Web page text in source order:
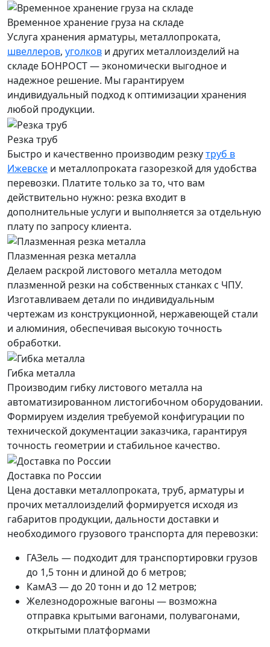
Временное хранение груза на складе
Услуга хранения арматуры, металлопроката,
швеллеров, уголков и других металлоизделий на
складе БОНРОСТ — экономически выгодное и
надежное решение. Мы гарантируем
индивидуальный подход к оптимизации хранения
любой продукции.
Резка труб
Быстро и качественно производим резкутруб в
Ижевске и металлопроката газорезкой для удобства
перевозки. Платите только за то, что вам
действительно нужно: резка входит в
дополнительные услуги и выполняется за отдельную
плату по запросу клиента.
Плазменная резка металла
Делаем раскрой листового металла методом
плазменной резки на собственных станках с ЧПУ.
Изготавливаем детали по индивидуальным
чертежам из конструкционной, нержавеющей стали
и алюминия, обеспечивая высокую точность
обработки.
Гибка металла
Производим гибку листового металла на
автоматизированном листогибочном оборудовании.
Формируем изделия требуемой конфигурации по
технической документации заказчика, гарантируя
точность геометрии и стабильное качество.
Доставка по России
Цена доставки металлопроката, труб, арматуры и
прочих металлоизделий формируется исходя из
габаритов продукции, дальности доставки и
необходимого грузового транспорта для перевозки:
ГАЗель — подходит для транспортировки грузов
до 1,5 тонн и длиной до 6 метров;
КамАЗ — до 20 тонн и до 12 метров;
Железнодорожные вагоны — возможна
отправка крытыми вагонами, полувагонами,
открытыми платформами